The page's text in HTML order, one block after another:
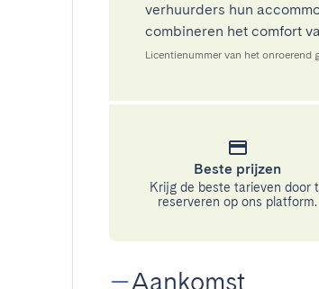
verhuurders hun
combineren het comfort
Licentienummer van het onroerend
Beste prijzen
Krijg de beste tarieven door
reserveren op ons platform.
Aankomst